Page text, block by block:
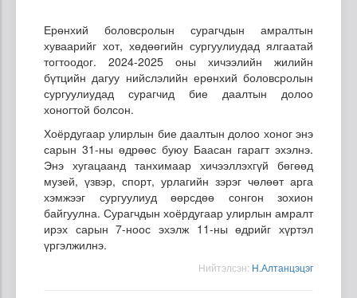
Ерөнхий боловсролын сурагчдын амралтын
хуваарийг хот, хөдөөгийн сургуулиудад ялгаатай
тогтоодог. 2024-2025 оны хичээлийн жилийн
бүтцийн дагуу нийслэлийн ерөнхий боловсролын
сургуулиудад сурагчид бие даалтын долоо
хоногтой болсон.
Хоёрдугаар улирлын бие даалтын долоо хоног энэ
сарын 31-ны өдрөөс буюу Баасан гарагт эхэлнэ.
Энэ хугацаанд танхимаар хичээллэхгүй бөгөөд
музей, үзвэр, спорт, урлагийн зэрэг чөлөөт арга
хэмжээг сургуулиуд өөрсдөө сонгон зохион
байгуулна. Сурагчдын хоёрдугаар улирлын амралт
ирэх сарын 7-ноос эхэлж 11-ны өдрийг хүртэл
үргэлжилнэ.
Нийтэлсэн: Н.Алтанцэцэг